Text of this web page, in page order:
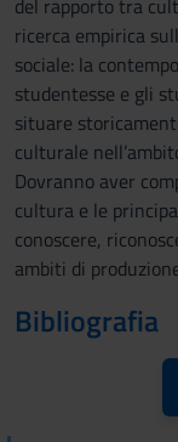
del rapporto tra
ricerca empirica
sociale: la
studentesse e gli
situare
culturale
Dovranno aver
cultura e le
conoscere,
ambiti di
Bibliografia